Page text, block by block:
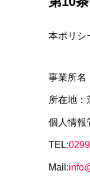
本ポリシ
事業所名
所在地：
個人情
TEL:
Mail: